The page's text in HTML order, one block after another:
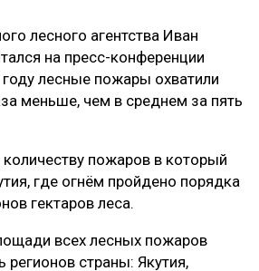
ПЛИТ
лесного агентства Иван
на пресс-конференции
году лесные пожары охватили
меньше, чем в среднем за пять
пожаров в который
где огнём пройдено порядка
гектаров леса.
всех лесных пожаров
регионов страны: Якутия,